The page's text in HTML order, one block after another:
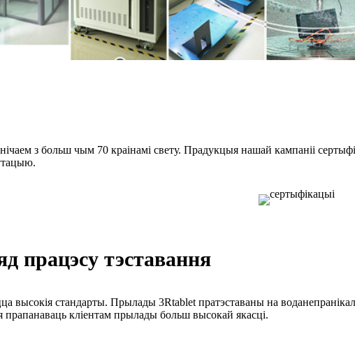
з больш чым 70 краінамі свету. Прадукцыя нашай кампаніі
працэсу тэставання
высокія стандарты. Прылады 3Rtablet пратэставаны на
кліентам прылады больш высокай якасці.